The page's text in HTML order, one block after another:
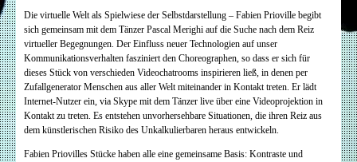
Die virtuelle Welt als Spielwiese der Selbstdarstellung – Fabien Prioville begibt
sich gemeinsam mit dem Tänzer Pascal Merighi auf die Suche nach dem Reiz
virtueller Begegnungen. Der Einfluss neuer Technologien auf unser
Kommunikationsverhalten fasziniert den Choreographen, so dass er sich für
dieses Stück von verschieden Videochatrooms inspirieren ließ, in denen per
Zufallgenerator Menschen aus aller Welt miteinander in Kontakt treten. Er lädt
Internet-Nutzer ein, via Skype mit dem Tänzer live über eine Videoprojektion in
Kontakt zu treten. Es entstehen unvorhersehbare Situationen, die ihren Reiz aus
dem künstlerischen Risiko des Unkalkulierbaren heraus entwickeln.
Fabien Priovilles Stücke haben alle eine gemeinsame Basis: Kontraste und